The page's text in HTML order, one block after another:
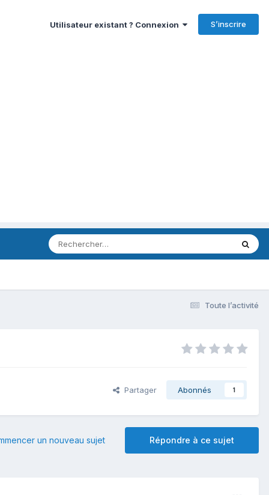
Utilisateur existant ? Connexion S’inscrire
Toute l’activité
Partager Abonnés 1
Répondre à ce sujet
un nouveau sujet